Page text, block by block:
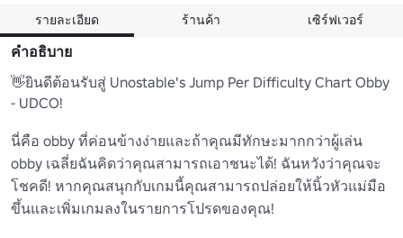
รายละเอียด ร้านค้า เซิร์ฟเวอร์
คำอธิบาย
👋ยินดีต้อนรับสู่ Unostable's Jump Per Difficulty Chart Obby
- UDCO!
นี่คือ obby ที่ค่อนข้างง่ายและถ้าคุณมีทักษะมากกว่าผู้เล่น
obby เฉลี่ยฉันคิดว่าคุณสามารถเอาชนะได้! ฉันหวังว่าคุณจะ
โชคดี! หากคุณสนุกกับเกมนี้คุณสามารถปล่อยให้นิ้วหัวแม่มือ
ขึ้นและเพิ่มเกมลงในรายการโปรดของคุณ!